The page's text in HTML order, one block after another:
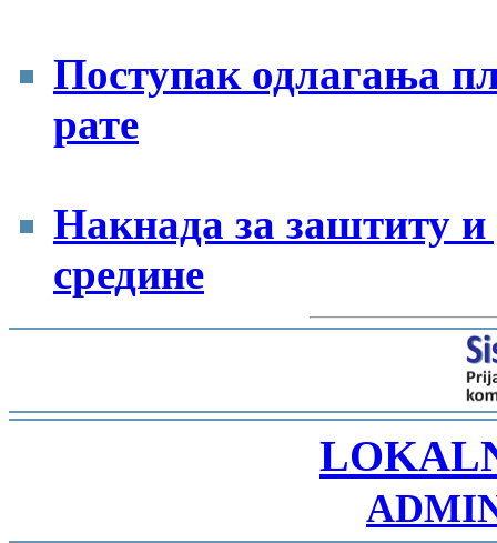
Поступак одлагања
рате
Накнада за заштиту
средине
-